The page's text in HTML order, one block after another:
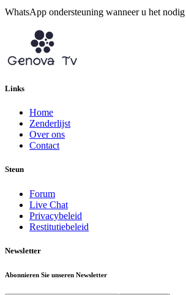
WhatsApp ondersteuning wanneer u het
Links
Home
Zenderlijst
Over ons
Contact
Steun
Forum
Live Chat
Privacybeleid
Restitutiebeleid
Newsletter
Abonnieren Sie unseren Newsletter